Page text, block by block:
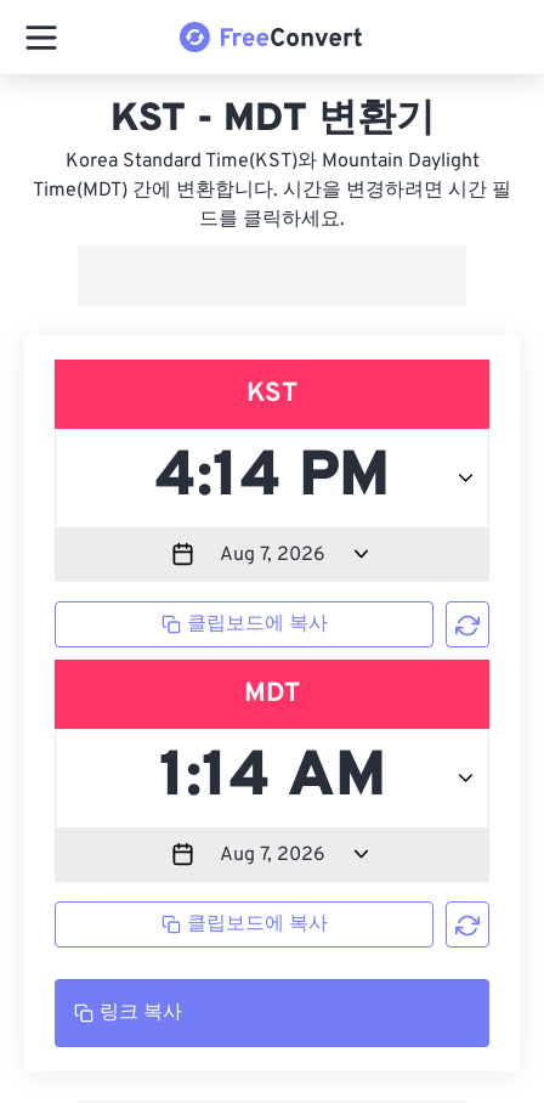
KST - MDT 변환기
Korea Standard Time(KST)와 Mountain Daylight
Time(MDT) 간에 변환합니다. 시간을 변경하려면 시간 필
드를 클릭하세요.
KST
클립보드에 복사
MDT
클립보드에 복사
링크 복사